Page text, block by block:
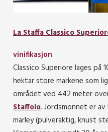
La Staffa Classico
vinifikasjon
Classico Superiore lages på
hektar store markene som
området ved 442 meter
Staffolo. Jordsmonnet er
marley (pulveraktig, knust